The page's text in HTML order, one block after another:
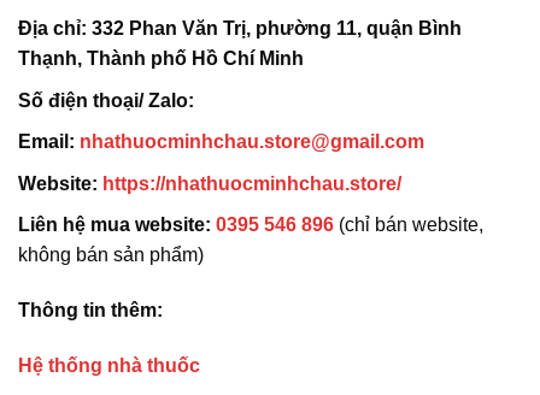
Địa chỉ: 332 Phan Văn Trị, phường 11, quận Bình
Thạnh, Thành phố Hồ Chí Minh
Số điện thoại/ Zalo:
Email: nhathuocminhchau.store@gmail.com
Website: https://nhathuocminhchau.store/
Liên hệ mua website: 0395 546 896 (chỉ bán website,
không bán sản phẩm)
Thông tin thêm:
Hệ thống nhà thuốc